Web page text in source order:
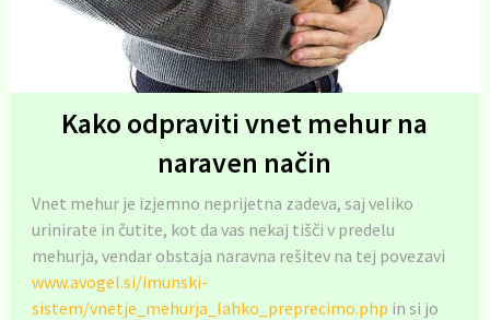
Kako odpraviti vnet mehur na
naraven način
Vnet mehur je izjemno neprijetna zadeva, saj veliko
urinirate in čutite, kot da vas nekaj tišči v predelu
mehurja, vendar obstaja naravna rešitev na tej povezavi
www.avogel.si/imunski-
sistem/vnetje_mehurja_lahko_preprecimo.php in si jo